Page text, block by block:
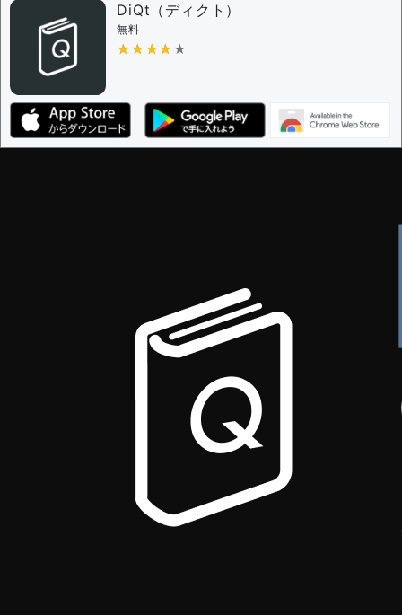
DiQt（ディクト）
無料
★★★★★
★★★★★